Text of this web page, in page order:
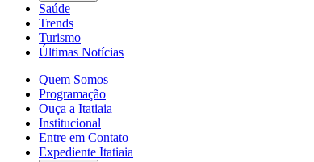
Saúde
Trends
Turismo
Últimas Notícias
Quem Somos
Programação
Ouça a Itatiaia
Institucional
Entre em Contato
Expediente Itatiaia